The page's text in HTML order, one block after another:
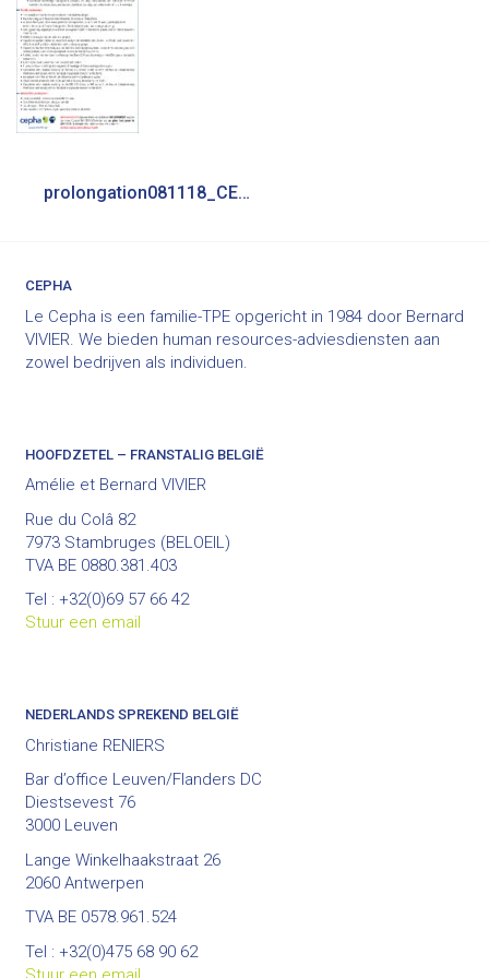
Bericht
navigatie
prolongation081118_CEPHASofinex_Haiti_380Hx142L_Q
CEPHA
Le Cepha is een familie-TPE opgericht in 1984 door Bernard
VIVIER. We bieden human resources-adviesdiensten aan
zowel bedrijven als individuen.
HOOFDZETEL – FRANSTALIG BELGIË
Amélie et Bernard VIVIER
Rue du Colâ 82
7973 Stambruges (BELOEIL)
TVA BE 0880.381.403
Tel : +32(0)69 57 66 42
Stuur een email
NEDERLANDS SPREKEND BELGIË
Christiane RENIERS
Bar d’office Leuven/Flanders DC
Diestsevest 76
3000 Leuven
Lange Winkelhaakstraat 26
2060 Antwerpen
TVA BE 0578.961.524
Tel : +32(0)475 68 90 62